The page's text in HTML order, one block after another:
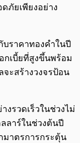
ภัยเพียงอย่าง
ราคาทองคำในปี
กเบี้ยที่สูงขึ้นพร้อม
ะสร้างวงจรป้อน
รวดเร็วในช่วงไม่
ลาร์ในช่วงต้นปี
มาตรการกระตุ้น